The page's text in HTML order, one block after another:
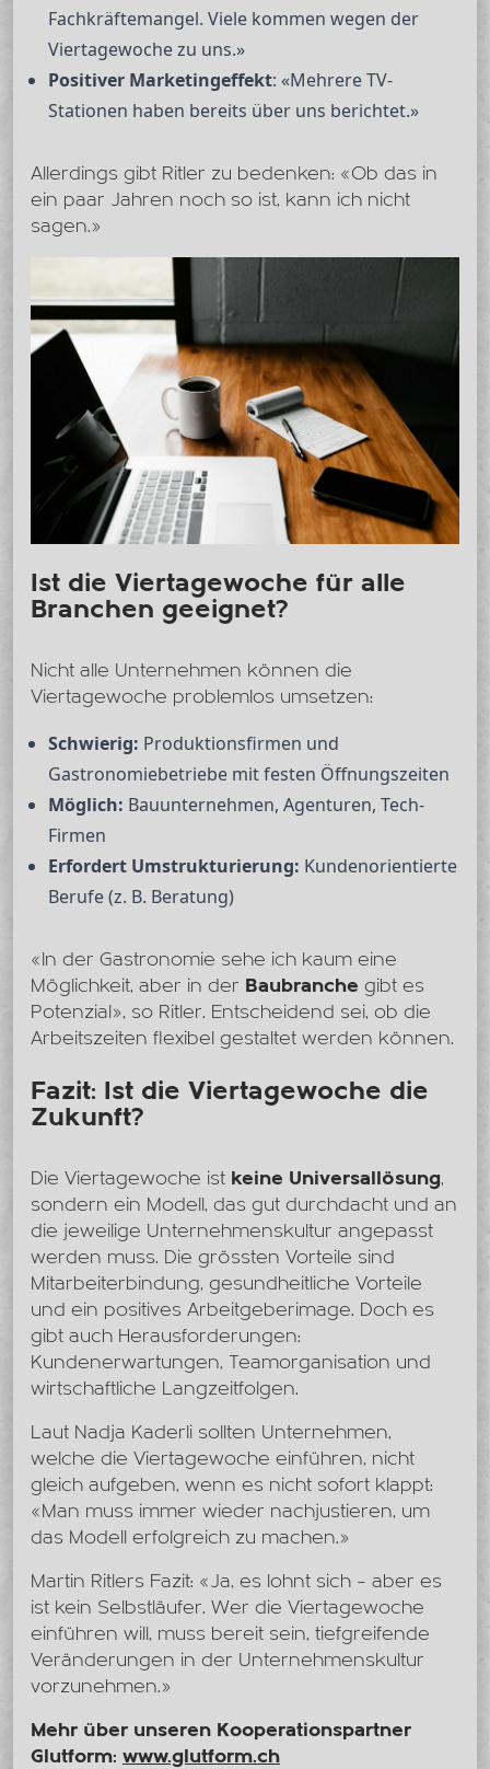
Fachkräftemangel. Viele kommen wegen der
Viertagewoche zu uns.»
Positiver Marketingeffekt: «Mehrere TV-
Stationen haben bereits über uns berichtet.»
Allerdings gibt Ritler zu bedenken: «Ob das in
ein paar Jahren noch so ist, kann ich nicht
sagen.»
Ist die Viertagewoche für alle
Branchen geeignet?
Nicht alle Unternehmen können die
Viertagewoche problemlos umsetzen:
Schwierig: Produktionsfirmen und
Gastronomiebetriebe mit festen Öffnungszeiten
Möglich: Bauunternehmen, Agenturen, Tech-
Firmen
Erfordert Umstrukturierung: Kundenorientierte
Berufe (z. B. Beratung)
«In der Gastronomie sehe ich kaum eine
Möglichkeit, aber in der Baubranche gibt es
Potenzial», so Ritler. Entscheidend sei, ob die
Arbeitszeiten flexibel gestaltet werden können.
Fazit: Ist die Viertagewoche die
Zukunft?
Die Viertagewoche ist keine Universallösung,
sondern ein Modell, das gut durchdacht und an
die jeweilige Unternehmenskultur angepasst
werden muss. Die grössten Vorteile sind
Mitarbeiterbindung, gesundheitliche Vorteile
und ein positives Arbeitgeberimage. Doch es
gibt auch Herausforderungen:
Kundenerwartungen, Teamorganisation und
wirtschaftliche Langzeitfolgen.
Laut Nadja Kaderli sollten Unternehmen,
welche die Viertagewoche einführen, nicht
gleich aufgeben, wenn es nicht sofort klappt:
«Man muss immer wieder nachjustieren, um
das Modell erfolgreich zu machen.»
Martin Ritlers Fazit: «Ja, es lohnt sich – aber es
ist kein Selbstläufer. Wer die Viertagewoche
einführen will, muss bereit sein, tiefgreifende
Veränderungen in der Unternehmenskultur
vorzunehmen.»
Mehr über unseren Kooperationspartner
Glutform: www.glutform.ch